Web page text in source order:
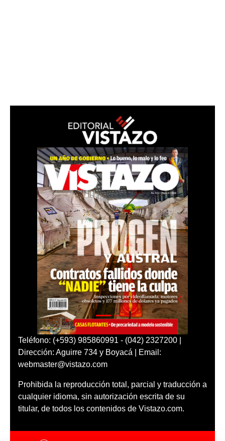
Teléfono: (+593) 985860991 - (042) 2327200 |
Dirección: Aguirre 734 y Boyacá | Email:
webmaster@vistazo.com
Prohibida la reproducción total, parcial y traducción a
cualquier idioma, sin autorización escrita de su
titular, de todos los contenidos de Vistazo.com.